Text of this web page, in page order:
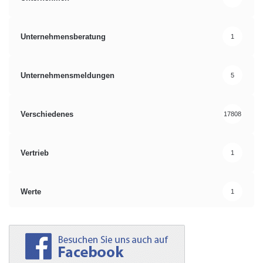
Unternehmensberatung 1
Unternehmensmeldungen 5
Verschiedenes 17808
Vertrieb 1
Werte 1